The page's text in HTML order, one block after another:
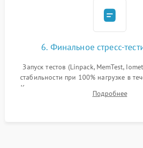
6. Финальное стресс-
Запуск тестов (Linpack, MemTest,
стабильности при 100% нагрузке в
Контроль температурных режимов,
троттлинга и подготовка
Подробнее